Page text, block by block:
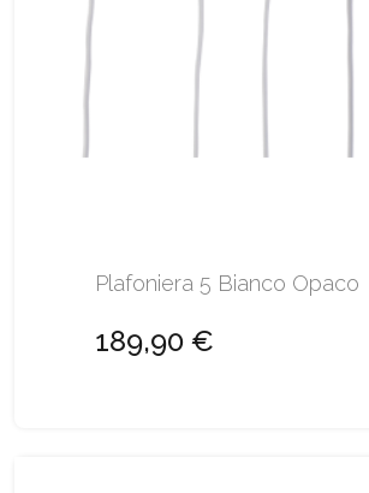
Plafoniera 5 Bianco Opaco
189,90 €